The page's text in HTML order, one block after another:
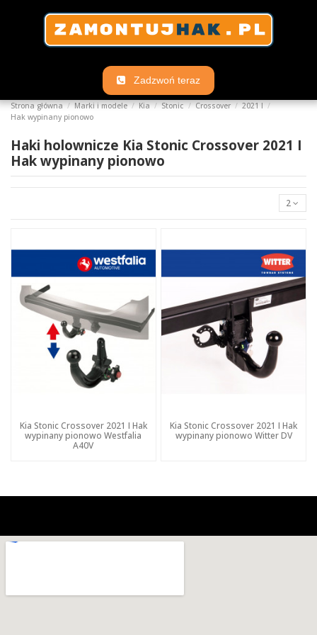
Zadzwoń teraz
Strona główna Marki i modele Kia Stonic Crossover
2021 I
Hak wypinany pionowo
Haki holownicze Kia Stonic Crossover 2021 I
Hak wypinany pionowo
2
Kia Stonic Crossover 2021 I Hak
wypinany pionowo Westfalia
A40V
Kia Stonic Crossover 2021 I Hak
wypinany pionowo Witter DV